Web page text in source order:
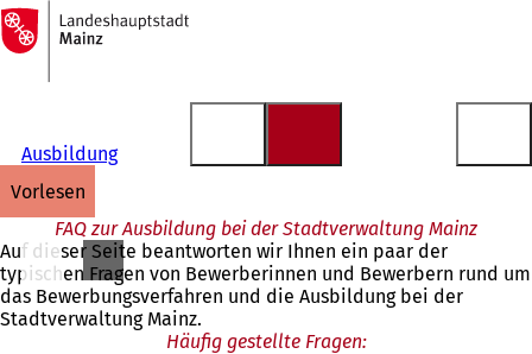
Inhalt anspringen
Zur
Startseite
Ausbildung
vorlesen
FAQ zur Ausbildung bei der Stadtverwaltung Mainz
Auf dieser Seite beantworten wir Ihnen ein paar der
typischen Fragen von Bewerberinnen und Bewerbern rund um
das Bewerbungsverfahren und die Ausbildung bei der
Stadtverwaltung Mainz.
Häufig gestellte Fragen: